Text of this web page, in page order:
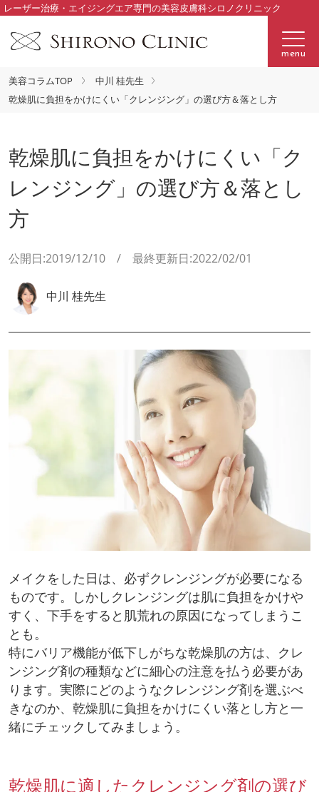
レーザー治療・エイジングエア専門の美容皮膚科シロノクリニック
menu
美容コラムTOP
中川 桂先生
乾燥肌に負担をかけにくい「クレンジング」の選び方＆落とし方
乾燥肌に負担をかけにくい「ク
レンジング」の選び方＆落とし
方
公開日:2019/12/10 / 最終更新日:2022/02/01
中川 桂先生
メイクをした日は、必ずクレンジングが必要になる
ものです。しかしクレンジングは肌に負担をかけや
すく、下手をすると肌荒れの原因になってしまうこ
とも。
特にバリア機能が低下しがちな乾燥肌の方は、クレ
ンジング剤の種類などに細心の注意を払う必要があ
ります。実際にどのようなクレンジング剤を選ぶべ
きなのか、乾燥肌に負担をかけにくい落とし方と一
緒にチェックしてみましょう。
乾燥肌に適したクレンジング剤の選び